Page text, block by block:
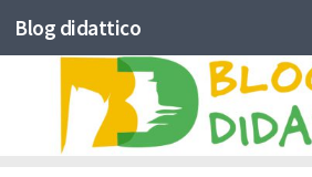
Skip to content
Blog didattico